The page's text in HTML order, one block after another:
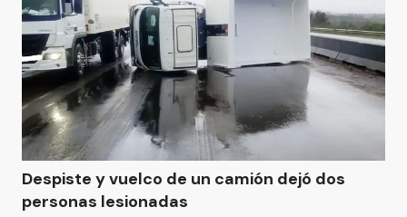
Despiste y vuelco de un camión dejó dos
personas lesionadas